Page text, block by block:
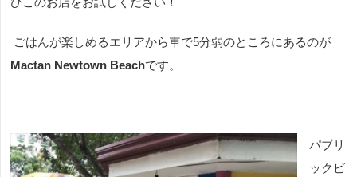
ごはんが楽しめるエリアから車で5分弱のところにあるのが
Mactan Newtown Beachです。
パブリ
ックビ